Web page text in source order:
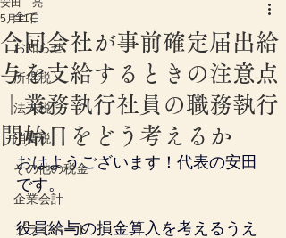
全て
お知らせ
所得税
法人税
消費税
その他の税金
企業会計
プライベート
合同会社が事前確定届出給
与を支給するときの注意点
｜業務執行社員の職務執行
開始日をどう考えるか
安田 亮
5月11日
おはようございます！代表の安田
です。
役員給与の損金算入を考えるうえ